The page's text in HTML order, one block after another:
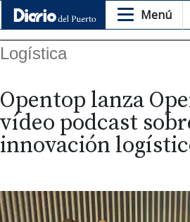
Menú
Logística
Opentop lanza
vídeo podcast
innovación